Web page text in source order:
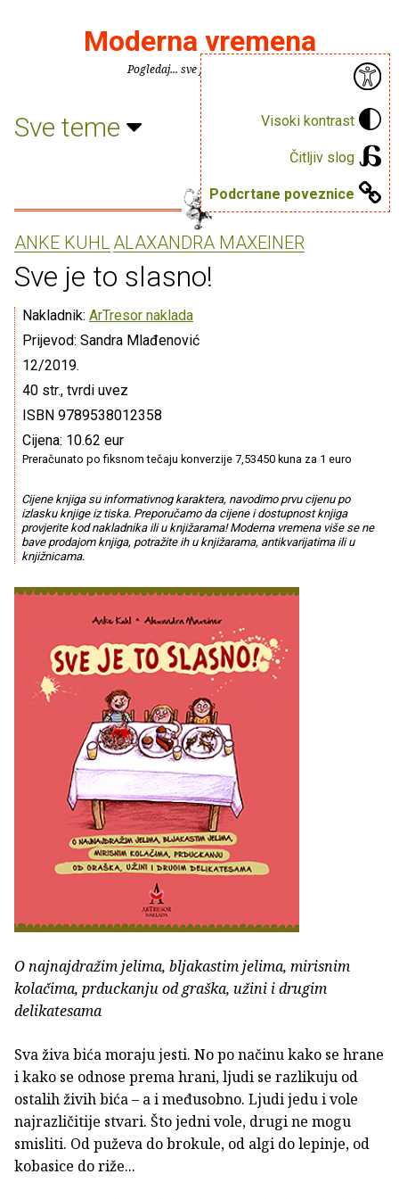
Visoki kontrast
Čitljiv slog
Podcrtane poveznice
Moderna vremena
Pogledaj... sve je puno knjiga.
Sve teme
ANKE KUHL ALAXANDRA MAXEINER
Sve je to slasno!
Nakladnik: ArTresor naklada
Prijevod: Sandra Mlađenović
12/2019.
40 str., tvrdi uvez
ISBN 9789538012358
Cijena: 10.62 eur
Preračunato po fiksnom tečaju konverzije 7,53450 kuna za 1 euro
Cijene knjiga su informativnog karaktera, navodimo prvu cijenu po
izlasku knjige iz tiska. Preporučamo da cijene i dostupnost knjiga
provjerite kod nakladnika ili u knjižarama! Moderna vremena više se ne
bave prodajom knjiga, potražite ih u knjižarama, antikvarijatima ili u
knjižnicama.
O najnajdražim jelima, bljakastim jelima, mirisnim
kolačima, prduckanju od graška, užini i drugim
delikatesama
Sva živa bića moraju jesti. No po načinu kako se hrane
i kako se odnose prema hrani, ljudi se razlikuju od
ostalih živih bića – a i međusobno. Ljudi jedu i vole
najrazličitije stvari. Što jedni vole, drugi ne mogu
smisliti. Od puževa do brokule, od algi do lepinje, od
kobasice do riže...